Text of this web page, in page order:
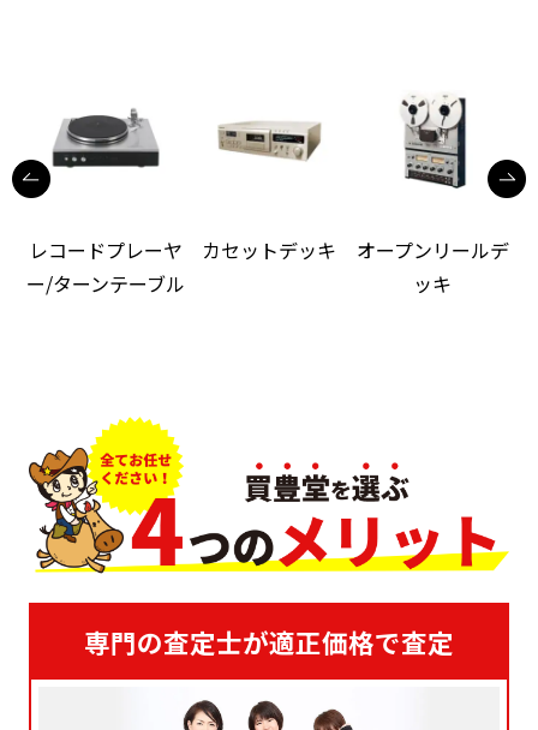
レコードプレーヤ
ー/ターンテーブル
カセットデッキ
オープンリールデ
ッキ
専門の査定士が適正価格で査定